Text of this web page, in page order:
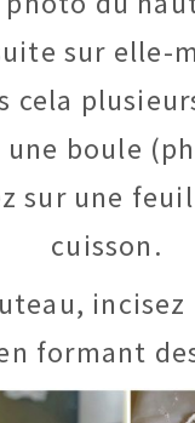
sur elle-
cela
boule
sur une
cuisson.
incisez
formant